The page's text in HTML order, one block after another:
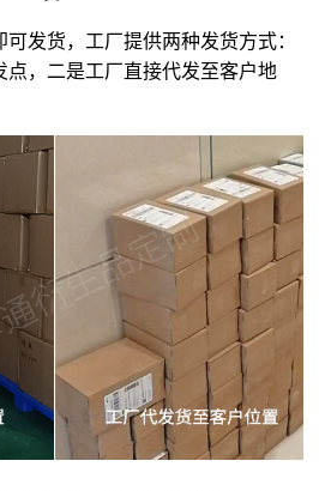
发货，工厂提供两种发货方式：
点，二是工厂直接代发至客户地